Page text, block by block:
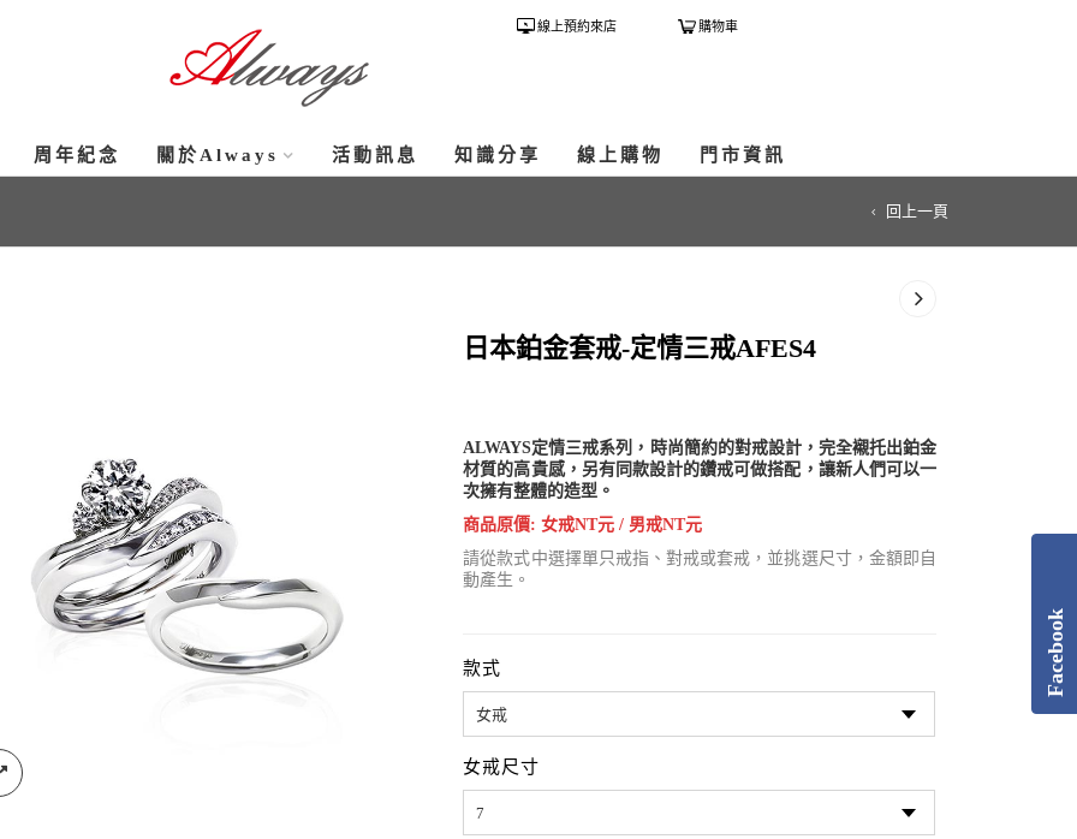
線上預約來店 購物車
周年紀念 關於Always 活動訊息 知識分享 線上購物 門市資訊
回上一頁
日本鉑金套戒-定情三戒AFES4
ALWAYS定情三戒系列，時尚簡約的對戒設計，完全襯托出鉑金
材質的高貴感，另有同款設計的鑽戒可做搭配，讓新人們可以一
次擁有整體的造型。
商品原價: 女戒NT元 / 男戒NT元
請從款式中選擇單只戒指、對戒或套戒，並挑選尺寸，金額即自
動產生。
款式
女戒尺寸
Facebook